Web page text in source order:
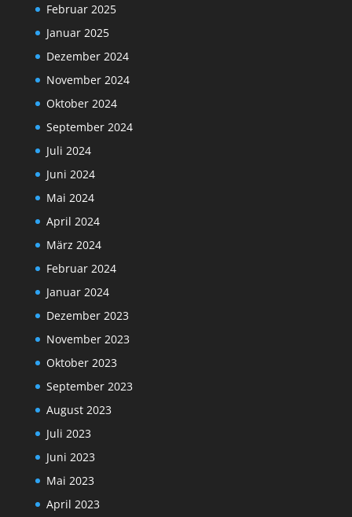
Februar 2025
Januar 2025
Dezember 2024
November 2024
Oktober 2024
September 2024
Juli 2024
Juni 2024
Mai 2024
April 2024
März 2024
Februar 2024
Januar 2024
Dezember 2023
November 2023
Oktober 2023
September 2023
August 2023
Juli 2023
Juni 2023
Mai 2023
April 2023